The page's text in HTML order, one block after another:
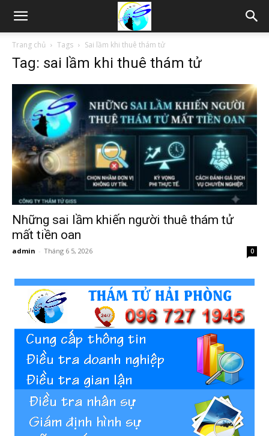
Thám
Phòng,
Tham
Phong,
Trang chủ Tags Sai lầm khi thuê thám tử
Tag: sai lầm khi thuê thám tử
Những sai lầm khiến người thuê thám tử
mất tiền oan
admin - Tháng 6 5, 2026 0